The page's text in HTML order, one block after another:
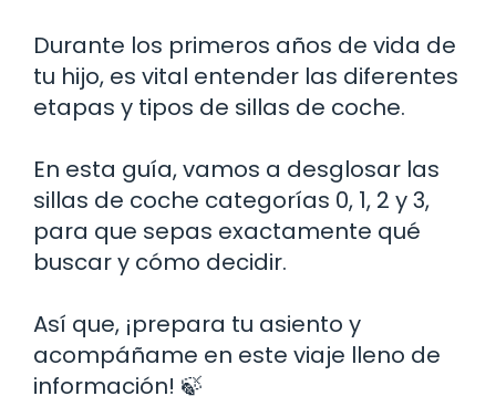
Durante los primeros años de vida de
tu hijo, es vital entender las diferentes
etapas y tipos de sillas de coche.
En esta guía, vamos a desglosar las
sillas de coche categorías 0, 1, 2 y 3,
para que sepas exactamente qué
buscar y cómo decidir.
Así que, ¡prepara tu asiento y
acompáñame en este viaje lleno de
información! 🍃